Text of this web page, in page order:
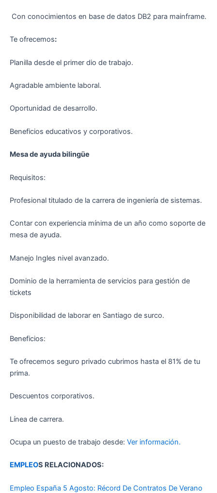
Con conocimientos en base de datos DB2 para mainframe.
Te ofrecemos:
Planilla desde el primer dio de trabajo.
Agradable ambiente laboral.
Oportunidad de desarrollo.
Beneficios educativos y corporativos.
Mesa de ayuda bilingüe
Requisitos:
Profesional titulado de la carrera de ingeniería de sistemas.
Contar con experiencia mínima de un año como soporte de
mesa de ayuda.
Manejo Ingles nivel avanzado.
Dominio de la herramienta de servicios para gestión de
tickets
Disponibilidad de laborar en Santiago de surco.
Beneficios:
Te ofrecemos seguro privado cubrimos hasta el 81% de tu
prima.
Descuentos corporativos.
Línea de carrera.
Ocupa un puesto de trabajo desde: Ver información.
EMPLEOS RELACIONADOS:
Empleo España 5 Agosto: Récord De Contratos De Verano